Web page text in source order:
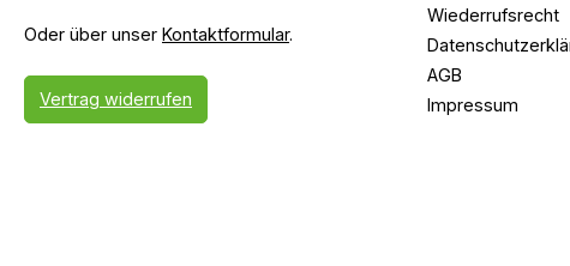
Oder über unser Kontaktformular.
Vertrag widerrufen
Wiederrufsrecht
AGB
Impressum